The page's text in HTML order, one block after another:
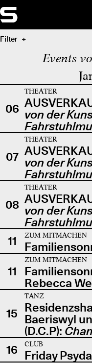
Filter
Events
06
THEATER
von der
07
THEATER
von der
08
THEATER
von der
11
ZUM MITMACHEN
11
ZUM MITMACHEN
Rebecca
15
TANZ
Baeriswyl
(D.C.P):
16
CLUB
Friday